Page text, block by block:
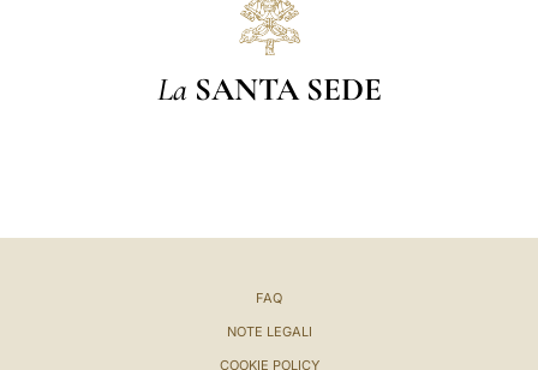
La SANTA SEDE
FAQ
NOTE LEGALI
COOKIE POLICY